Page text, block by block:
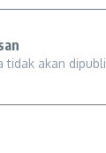
tidak akan